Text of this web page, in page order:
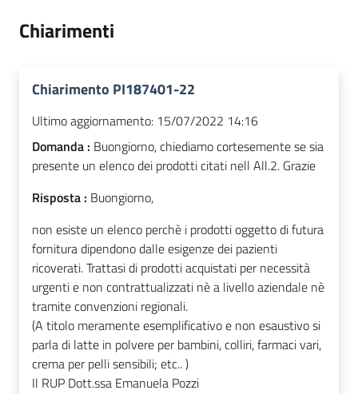
Chiarimenti
Chiarimento PI187401-22
Ultimo aggiornamento: 15/07/2022 14:16
Domanda : Buongiorno, chiediamo cortesemente se sia
presente un elenco dei prodotti citati nell All.2. Grazie
Risposta : Buongiorno,
non esiste un elenco perchè i prodotti oggetto di futura
fornitura dipendono dalle esigenze dei pazienti
ricoverati. Trattasi di prodotti acquistati per necessità
urgenti e non contrattualizzati nè a livello aziendale nè
tramite convenzioni regionali.
(A titolo meramente esemplificativo e non esaustivo si
parla di latte in polvere per bambini, colliri, farmaci vari,
crema per pelli sensibili; etc.. )
Il RUP Dott.ssa Emanuela Pozzi